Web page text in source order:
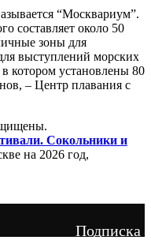
“Москвариум”.
составляет около 50
зоны для
выступлений морских
котором установлены 80
– Центр плавания с
Сокольники и
на 2026 год,
Подписка